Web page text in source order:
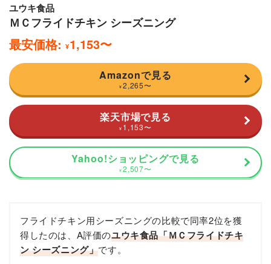
ユウキ食品
ＭＣフライドチキン シーズニング
最安価格: ¥1,153〜
Amazonで見る
¥ 2,265〜
楽天市場で見る
¥ 1,153〜
Yahoo!ショッピングで見る
¥ 2,507〜
フライドチキン用シーズニングの比較で同率2位を獲
得したのは、A評価のユウキ食品「ＭＣフライドチキ
ン シーズニング」です。